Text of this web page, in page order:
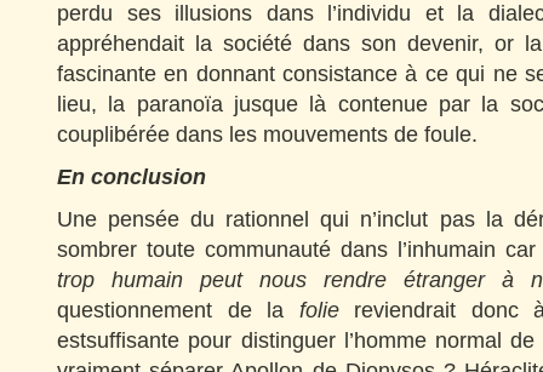
perdu ses illusions dans l’individu et la
appréhendait la société dans son devenir, or
fascinante en donnant consistance à ce qui ne
lieu, la paranoïa jusque là contenue par la
couplibérée dans les mouvements de foule.
En conclusion
Une pensée du rationnel qui n’inclut pas la
sombrer toute communauté dans l’inhumain
trop humain peut nous rendre étranger à
questionnement de la folie reviendrait donc
estsuffisante pour distinguer l’homme normal de